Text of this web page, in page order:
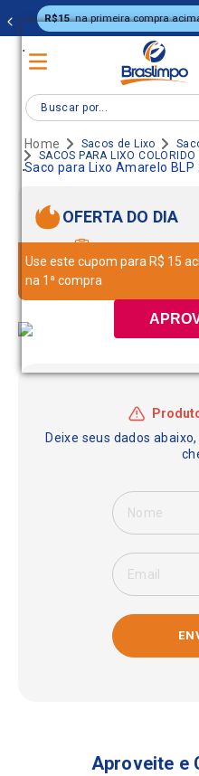
.
.
R$15 na primeira compra
Buscar por...
Sacos de Lixo
SACOS PARA LIXO COLORIDO
Saco para Lixo Amarelo
OFERTA DO DIA
Use este cupom para R$ 15
na 1ª compra
Aproveite e